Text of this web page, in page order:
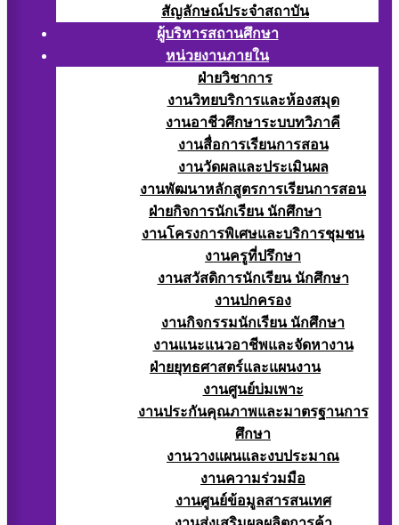
สัญลักษณ์ประจำสถาบัน
ผู้บริหารสถานศึกษา
หน่วยงานภายใน
ฝ่ายวิชาการ
งานวิทยบริการและห้องสมุด
งานอาชีวศึกษาระบบทวิภาคี
งานสื่อการเรียนการสอน
งานวัดผลและประเมินผล
งานพัฒนาหลักสูตรการเรียนการสอน
ฝ่ายกิจการนักเรียน นักศึกษา
งานโครงการพิเศษและบริการชุมชน
งานครูที่ปรึกษา
งานสวัสดิการนักเรียน นักศึกษา
งานปกครอง
งานกิจกรรมนักเรียน นักศึกษา
งานแนะแนวอาชีพและจัดหางาน
ฝ่ายยุทธศาสตร์และแผนงาน
งานศูนย์บ่มเพาะ
งานประกันคุณภาพและมาตรฐานการ
ศึกษา
งานวางแผนและงบประมาณ
งานความร่วมมือ
งานศูนย์ข้อมูลสารสนเทศ